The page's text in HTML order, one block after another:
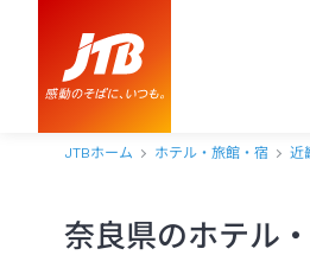
JTBホーム ホテル・旅館・宿 近
奈良県のホテル